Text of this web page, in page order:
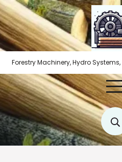
Skip
to
content
Forestry Machinery, Hydro